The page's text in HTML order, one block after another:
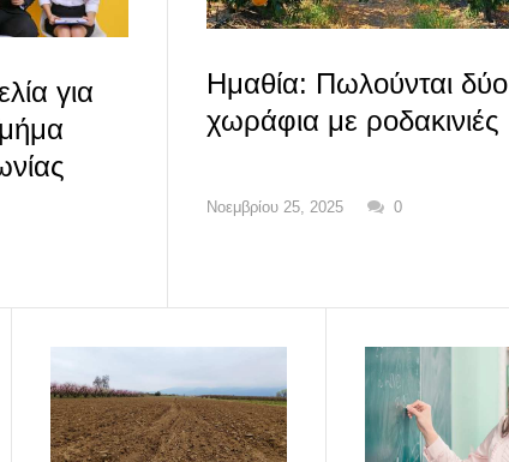
για
Ημαθία: Πωλούνται δύο
χωράφια με ροδακινιές
Νοεμβρίου 25, 2025 0